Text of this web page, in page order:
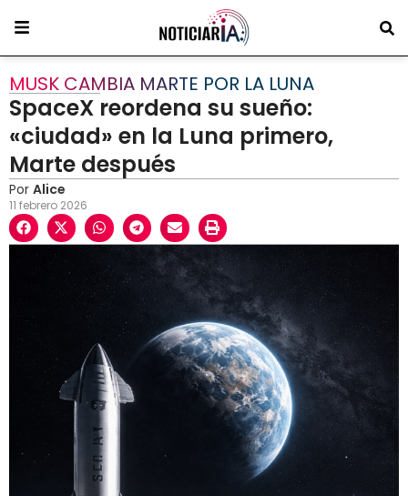
MUSK CAMBIA MARTE POR LA LUNA
SpaceX reordena su sueño:
«ciudad» en la Luna primero,
Marte después
Por Alice
11 febrero 2026